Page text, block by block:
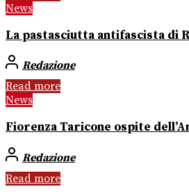
News
La pastasciutta antifascista di
Redazione
Read more
News
Fiorenza Taricone ospite
Redazione
Read more